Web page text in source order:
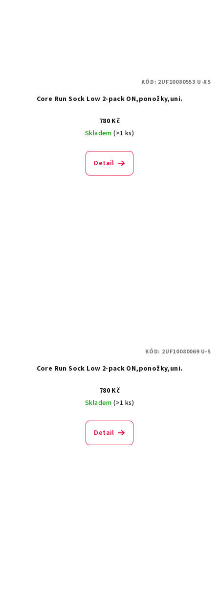
Core Run Sock Low 2-pack ON,ponožky,uni.
780 Kč
Skladem(>1 ks)
Detail
KÓD: 2UF10080553 U-XS
Core Run Sock Low 2-pack ON,ponožky,uni.
780 Kč
Skladem(>1 ks)
Detail
KÓD: 2UF10080069 U-S